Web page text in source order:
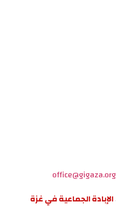
office@gigaza.org
الإبادة الجماعية في غزة